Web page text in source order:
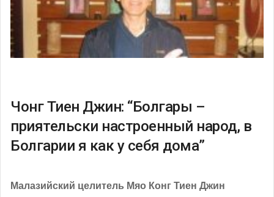
Чонг Тиен Джин: “Болгары –
приятельски настроенный народ, в
Болгарии я как у себя дома”
Малазийский целитель Мяо Конг Тиен Джин